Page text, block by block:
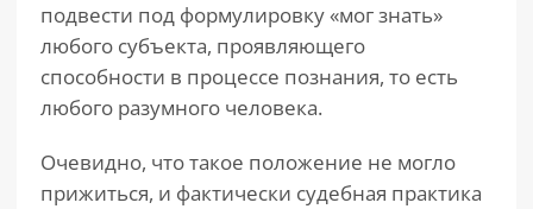
подвести под формулировку «мог знать»
любого субъекта, проявляющего
способности в процессе познания, то есть
любого разумного человека.
Очевидно, что такое положение не могло
прижиться, и фактически судебная практика